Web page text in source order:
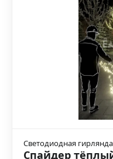
Светодиодная гирлянда
Спайдер